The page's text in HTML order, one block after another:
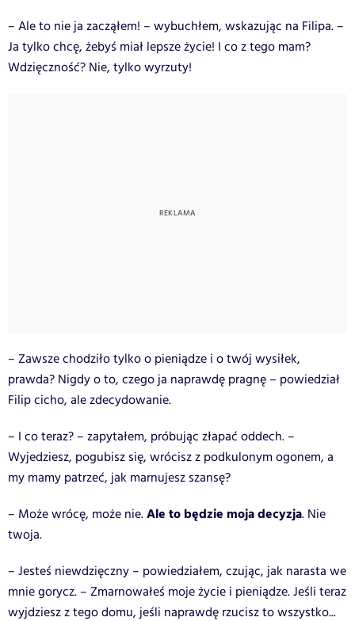
– Ale to nie ja zacząłem! – wybuchłem, wskazując na Filipa. –
Ja tylko chcę, żebyś miał lepsze życie! I co z tego mam?
Wdzięczność? Nie, tylko wyrzuty!
– Zawsze chodziło tylko o pieniądze i o twój wysiłek,
prawda? Nigdy o to, czego ja naprawdę pragnę – powiedział
Filip cicho, ale zdecydowanie.
– I co teraz? – zapytałem, próbując złapać oddech. –
Wyjedziesz, pogubisz się, wrócisz z podkulonym ogonem, a
my mamy patrzeć, jak marnujesz szansę?
– Może wrócę, może nie.Ale to będzie moja decyzja. Nie
twoja.
– Jesteś niewdzięczny – powiedziałem, czując, jak narasta we
mnie gorycz. – Zmarnowałeś moje życie i pieniądze. Jeśli teraz
wyjdziesz z tego domu, jeśli naprawdę rzucisz to wszystko...